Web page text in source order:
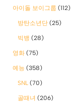
아이돌 보이그룹 (112)
방탄소년단 (25)
빅뱅 (28)
영화 (75)
예능 (358)
SNL (70)
골때녀 (206)